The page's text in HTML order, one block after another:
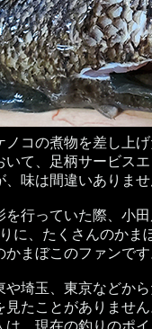
コの煮物を差し上
て、足柄サービス
、味は間違いありま
行っていた際、小
に、たくさんのか
かまぼこのファンで
埼玉、東京などか
たことがありませ
、現在の釣りのポ